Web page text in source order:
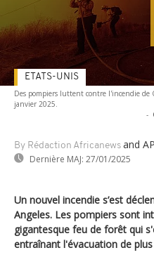
Des pompiers luttent contre l'incendie de
janvier 2025.
-
By Rédaction Africanews and AP
Dernière MAJ: 27/01/2025
ETATS-UNIS
Un nouvel incendie s’est
Angeles. Les pompiers sont
gigantesque feu de forêt qui
entraînant l'évacuation de